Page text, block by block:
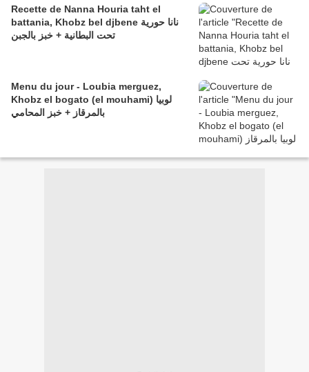
Recette de Nanna Houria taht el
battania, Khobz bel djbene نانا حورية
تحت البطانية + خبز بالجبن
Menu du jour - Loubia merguez,
Khobz el bogato (el mouhami) لوبيا
بالمرقاز + خبز المحامي